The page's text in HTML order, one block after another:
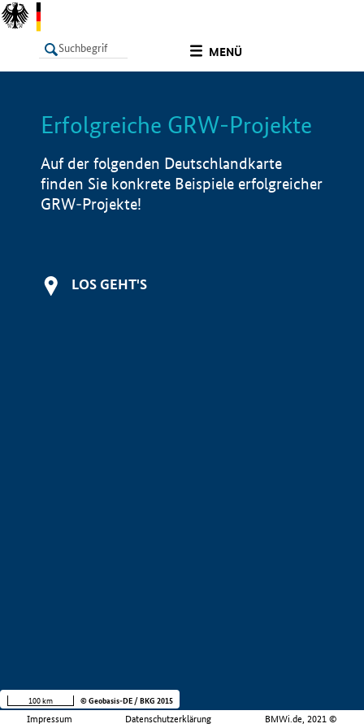
MENÜ
LISTE Info
Erfolgreiche GRW-Projekte
Auf der folgenden Deutschlandkarte
finden Sie konkrete Beispiele erfolgreicher
GRW-Projekte!
LOS GEHT'S
Impressum Datenschutzerklärung BMWi.de, 2021 ©
100 km © Geobasis-DE / BKG 2015